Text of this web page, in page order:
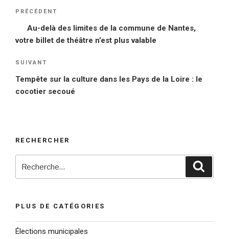
Navigation
l’article
Article
précédent
PRÉCÉDENT
Au-delà des limites de la commune de Nantes,
votre billet de théâtre n’est plus valable
Article
suivant
SUIVANT
Tempête sur la culture dans les Pays de la Loire : le
cocotier secoué
RECHERCHER
PLUS DE CATÉGORIES
Élections municipales